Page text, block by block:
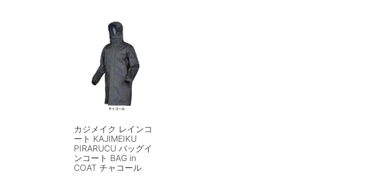
カジメイク レインコ
ート KAJIMEIKU
PIRARUCU バッグイ
ンコート BAG in
COAT チャコール